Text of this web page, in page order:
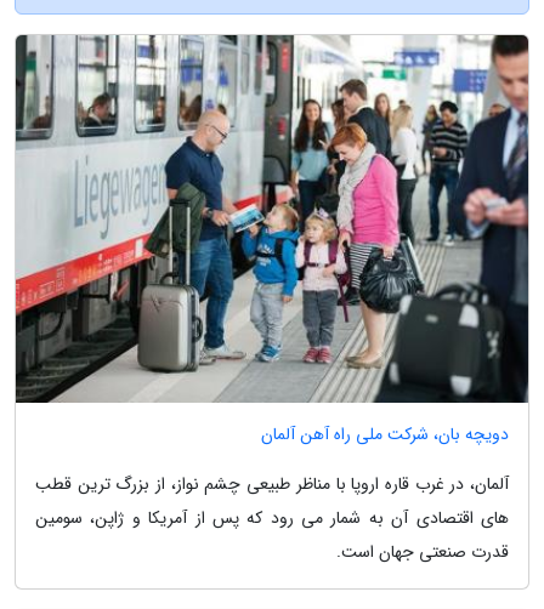
دویچه بان، شرکت ملی راه آهن آلمان
آلمان، در غرب قاره اروپا با مناظر طبیعی چشم نواز، از بزرگ ترین قطب
های اقتصادی آن به شمار می رود که پس از آمریکا و ژاپن، سومین
قدرت صنعتی جهان است.